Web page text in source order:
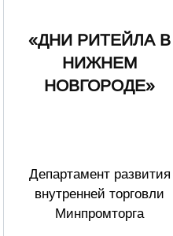
«ДНИ РИТЕЙЛА В
НИЖНЕМ
НОВГОРОДЕ»
Департамент развития
внутренней торговли
Минпромторга